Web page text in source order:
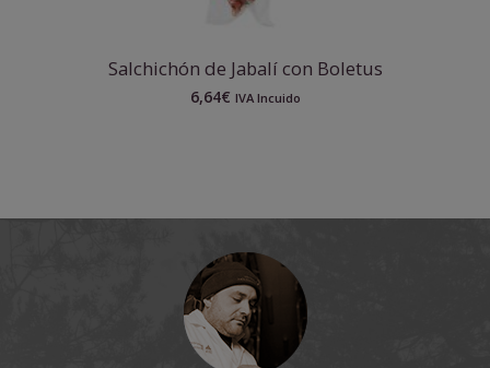
Salchichón de Jabalí con Boletus
6,64€ IVA Incuido